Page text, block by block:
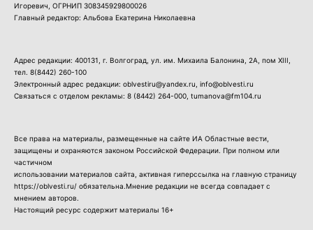
Игоревич, ОГРНИП 308345929800026
Главный редактор: Альбова Екатерина Николаевна
Адрес редакции: 400131, г. Волгоград, ул. им. Михаила Балонина, 2А, пом XIII,
тел. 8(8442) 260-100
Электронный адрес редакции: oblvestiru@yandex.ru, info@oblvesti.ru
Связаться с отделом рекламы: 8 (8442) 264-000 , tumanova@fm104.ru
Все права на материалы, размещенные на сайте ИА Областные вести,
защищены и охраняются законом Российской Федерации. При полном или
частичном
использовании материалов сайта, активная гиперссылка на главную страницу
https://oblvesti.ru/ обязательна.Мнение редакции не всегда совпадает с
мнением авторов.
Настоящий ресурс содержит материалы 16+